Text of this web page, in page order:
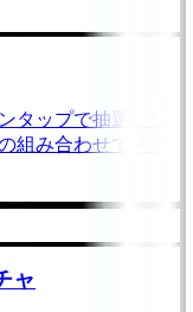
タップで抽選。ジ
組み合わせでスラ
ャ